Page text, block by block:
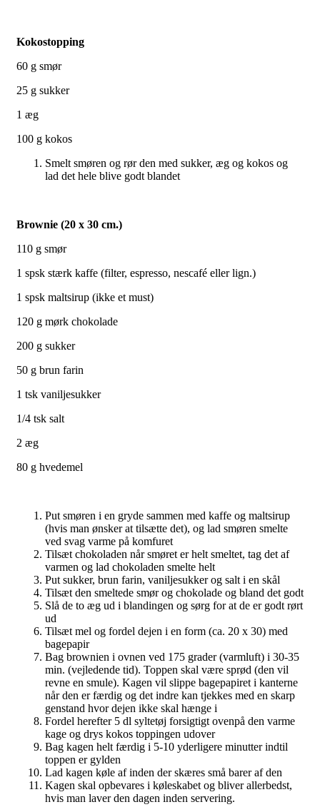
Kokostopping
60 g smør
25 g sukker
1 æg
100 g kokos
Smelt smøren og rør den med sukker, æg og kokos og
lad det hele blive godt blandet
Brownie (20 x 30 cm.)
110 g smør
1 spsk stærk kaffe (filter, espresso, nescafé eller lign.)
1 spsk maltsirup (ikke et must)
120 g mørk chokolade
200 g sukker
50 g brun farin
1 tsk vaniljesukker
1/4 tsk salt
2 æg
80 g hvedemel
Put smøren i en gryde sammen med kaffe og maltsirup
(hvis man ønsker at tilsætte det), og lad smøren smelte
ved svag varme på komfuret
Tilsæt chokoladen når smøret er helt smeltet, tag det af
varmen og lad chokoladen smelte helt
Put sukker, brun farin, vaniljesukker og salt i en skål
Tilsæt den smeltede smør og chokolade og bland det godt
Slå de to æg ud i blandingen og sørg for at de er godt rørt
ud
Tilsæt mel og fordel dejen i en form (ca. 20 x 30) med
bagepapir
Bag brownien i ovnen ved 175 grader (varmluft) i 30-35
min. (vejledende tid). Toppen skal være sprød (den vil
revne en smule). Kagen vil slippe bagepapiret i kanterne
når den er færdig og det indre kan tjekkes med en skarp
genstand hvor dejen ikke skal hænge i
Fordel herefter 5 dl syltetøj forsigtigt ovenpå den varme
kage og drys kokos toppingen udover
Bag kagen helt færdig i 5-10 yderligere minutter indtil
toppen er gylden
Lad kagen køle af inden der skæres små barer af den
Kagen skal opbevares i køleskabet og bliver allerbedst,
hvis man laver den dagen inden servering.